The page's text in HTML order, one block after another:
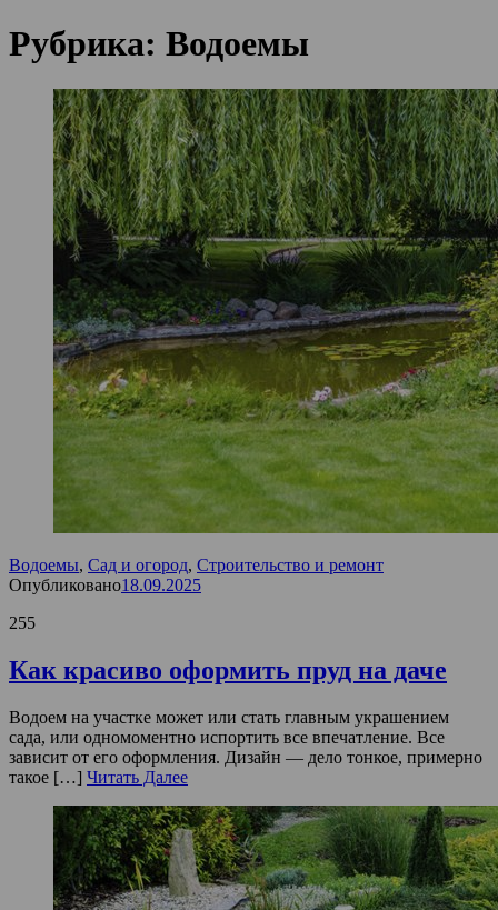
Рубрика: Водоемы
Водоемы, Сад и огород, Строительство и ремонт
Опубликовано18.09.2025
255
Как красиво оформить пруд на даче
Водоем на участке может или стать главным украшением
сада, или одномоментно испортить все впечатление. Все
зависит от его оформления. Дизайн — дело тонкое, примерно
такое […] Читать Далее